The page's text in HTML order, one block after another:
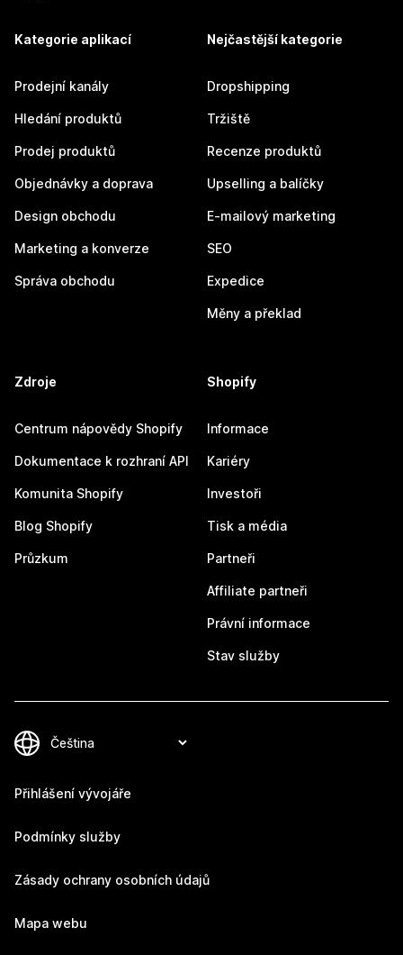
Kategorie aplikací
Prodejní kanály
Hledání produktů
Prodej produktů
Objednávky a doprava
Design obchodu
Marketing a konverze
Správa obchodu
Nejčastější kategorie
Dropshipping
Tržiště
Recenze produktů
Upselling a balíčky
E-mailový marketing
SEO
Expedice
Měny a překlad
Zdroje
Centrum nápovědy Shopify
Dokumentace k rozhraní API
Komunita Shopify
Blog Shopify
Průzkum
Shopify
Informace
Kariéry
Investoři
Tisk a média
Partneři
Affiliate partneři
Právní informace
Stav služby
Přihlášení vývojáře
Podmínky služby
Zásady ochrany osobních údajů
Mapa webu